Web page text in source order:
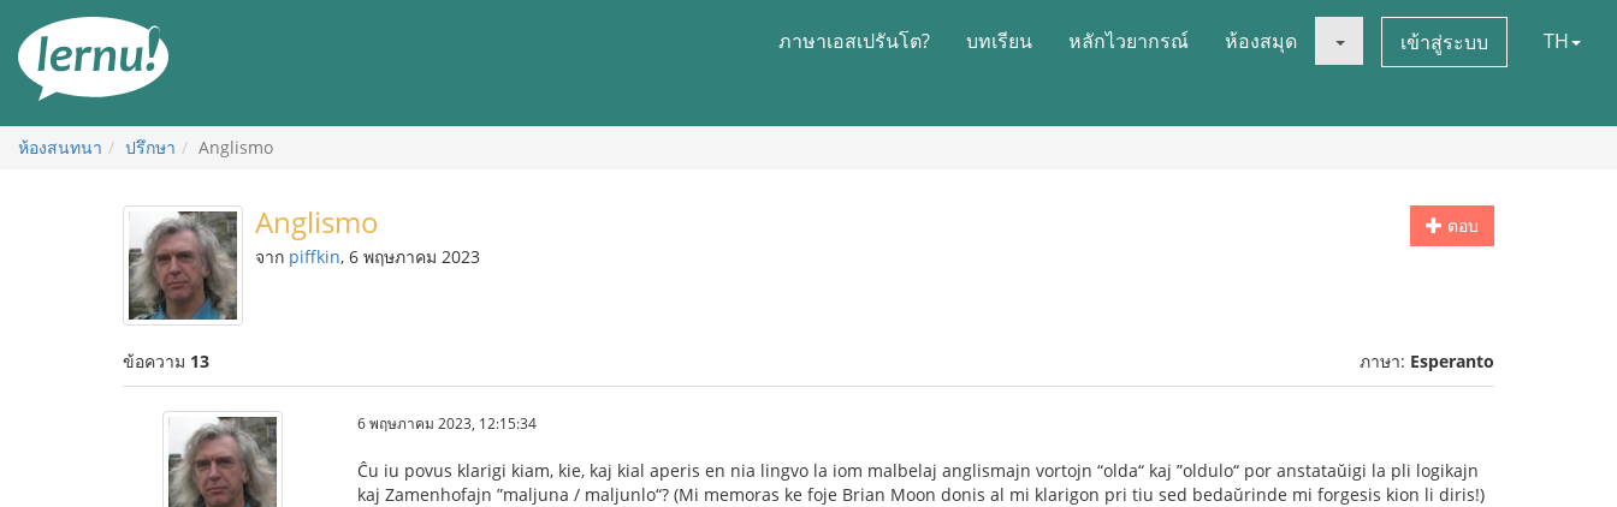
สารบัญ
ภาษาเอสเปรันโต? บทเรียน หลักไวยากรณ์ ห้องสมุด เข้าสู่ระบบ TH
ห้องสนทนา ปรึกษา Anglismo
ตอบ
Anglismo
จาก piffkin, 6 พฤษภาคม 2023
ข้อความ 13 ภาษา: Esperanto
6 พฤษภาคม 2023, 12:15:34
Ĉu iu povus klarigi kiam, kie, kaj kial aperis en nia lingvo la iom malbelaj anglismajn vortojn “olda“ kaj ”oldulo“ por anstataŭigi la pli logikajn
kaj Zamenhofajn ”maljuna / maljunlo“? (Mi memoras ke foje Brian Moon donis al mi klarigon pri tiu sed bedaŭrinde mi forgesis kion li diris!)